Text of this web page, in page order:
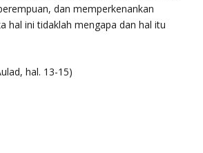
dan memperkenankan
hal ini tidaklah mengapa dan hal itu
, hal. 13-15)